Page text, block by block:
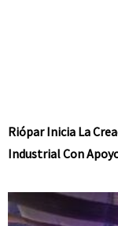
Riópar Inicia La
Industrial Con